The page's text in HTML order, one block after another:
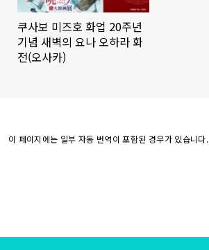
쿠사보 미즈호 화업 20주년
기념 새벽의 요나 오하라 화
전(오사카)
이 페이지에는 일부 자동 번역이 포함된 경우가 있습니다.